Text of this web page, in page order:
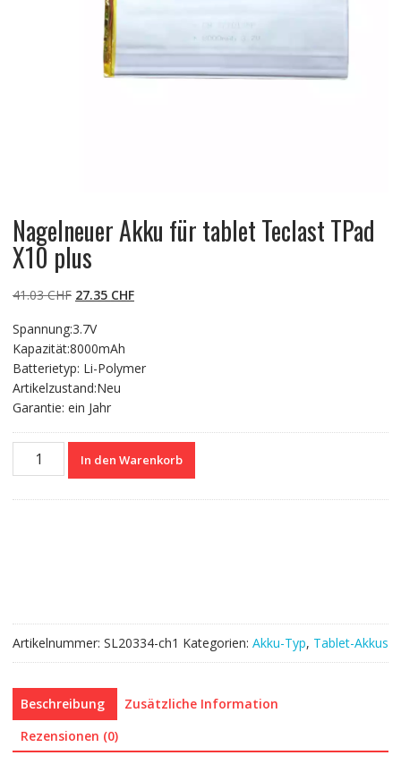
Nagelneuer Akku für tablet Teclast TPad
X10 plus
41.03CHF Ursprünglicher
war:
41.03 CHF
27.35 CHFAktueller
Spannung:3.7V
Kapazität:8000mAh
Batterietyp: Li-Polymer
Artikelzustand:Neu
Garantie: ein Jahr
Nagelneuer
Akku
In den Warenkorb
Artikelnummer: SL20334-ch1 Kategorien: Akku-Typ, Tablet-Akkus
Beschreibung
Zusätzliche Information
Rezensionen (0)